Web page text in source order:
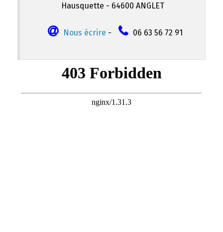
Hausquette - 64600 ANGLET
Nous écrire - 06 63 56 72 91